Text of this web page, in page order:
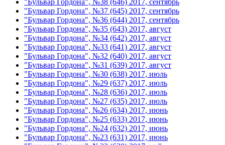
"Бульвар Гордона", №37 (645) 2017, сентябрь
"Бульвар Гордона", №36 (644) 2017, сентябрь
"Бульвар Гордона", №35 (643) 2017, август
"Бульвар Гордона", №34 (642) 2017, август
"Бульвар Гордона", №33 (641) 2017, август
"Бульвар Гордона", №32 (640) 2017, август
"Бульвар Гордона", №31 (639) 2017, август
"Бульвар Гордона", №30 (638) 2017, июль
"Бульвар Гордона", №29 (637) 2017, июль
"Бульвар Гордона", №28 (636) 2017, июль
"Бульвар Гордона", №27 (635) 2017, июль
"Бульвар Гордона", №26 (634) 2017, июнь
"Бульвар Гордона", №25 (633) 2017, июнь
"Бульвар Гордона", №24 (632) 2017, июнь
"Бульвар Гордона", №23 (631) 2017, июнь